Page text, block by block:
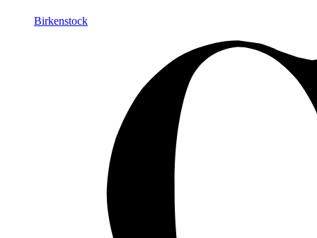
Birkenstock